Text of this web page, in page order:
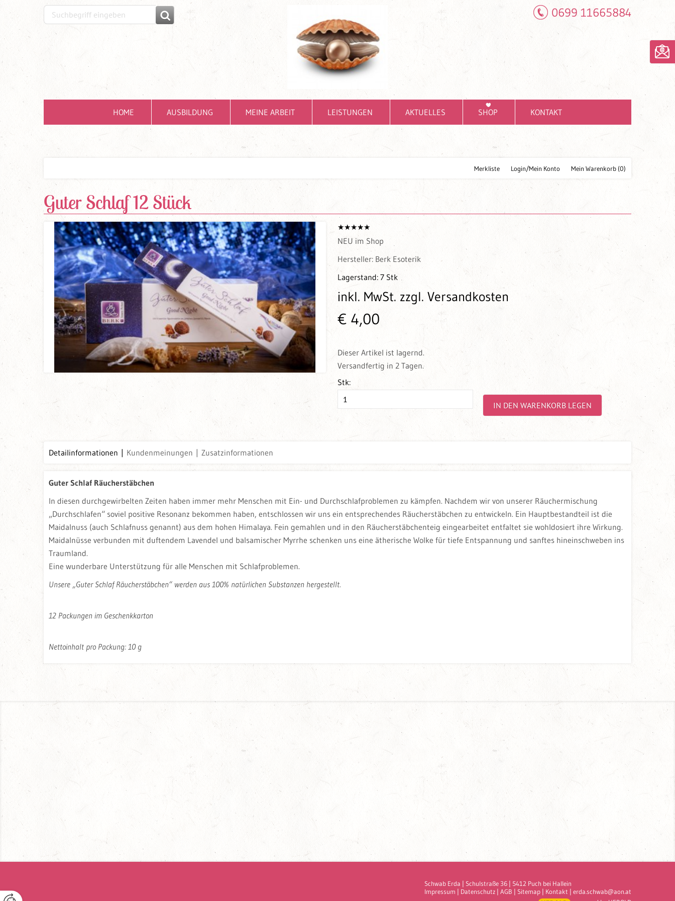
0699 11665884
HOME AUSBILDUNG MEINE ARBEIT LEISTUNGEN AKTUELLES SHOP KONTAKT
Mein Warenkorb (0)
Login/Mein Konto
Merkliste
Guter Schlaf 12 Stück
NEU im Shop
Hersteller: Berk Esoterik
Lagerstand: 7 Stk
inkl. MwSt. zzgl. Versandkosten
€ 4,00
Dieser Artikel ist lagernd.
Versandfertig in 2 Tagen.
Stk:
IN DEN WARENKORB LEGEN
Detailinformationen Kundenmeinungen Zusatzinformationen
Guter Schlaf Räucherstäbchen
In diesen durchgewirbelten Zeiten haben immer mehr Menschen mit Ein- und Durchschlafproblemen zu kämpfen. Nachdem wir von unserer Räuchermischung
„Durchschlafen“ soviel positive Resonanz bekommen haben, entschlossen wir uns ein entsprechendes Räucherstäbchen zu entwickeln. Ein Hauptbestandteil ist die
Maidalnuss (auch Schlafnuss genannt) aus dem hohen Himalaya. Fein gemahlen und in den Räucherstäbchenteig eingearbeitet entfaltet sie wohldosiert ihre Wirkung.
Maidalnüsse verbunden mit duftendem Lavendel und balsamischer Myrrhe schenken uns eine ätherische Wolke für tiefe Entspannung und sanftes hineinschweben ins
Traumland.
Eine wunderbare Unterstützung für alle Menschen mit Schlafproblemen.
Unsere „Guter Schlaf Räucherstäbchen“ werden aus 100% natürlichen Substanzen hergestellt.
12 Packungen im Geschenkkarton
Nettoinhalt pro Packung: 10 g
Schwab Erda | Schulstraße 36 | 5412 Puch bei Hallein
Impressum | Datenschutz | AGB | Sitemap | Kontakt | erda.schwab@aon.at